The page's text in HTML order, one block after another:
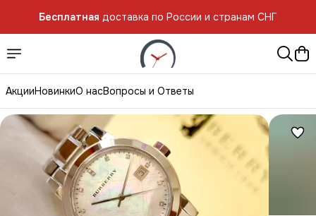
Бесплатная доставка по России и странам СНГ
АкцииНовинкиО насВопросы и Ответы